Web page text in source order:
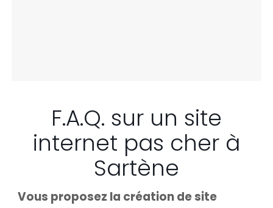
F.A.Q. sur un site
internet pas cher à
Sartène
Vous proposez la création de site